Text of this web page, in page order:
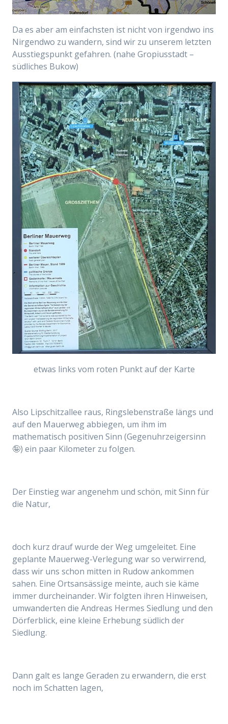
Da es aber am einfachsten ist nicht von irgendwo ins
Nirgendwo zu wandern, sind wir zu unserem letzten
Ausstiegspunkt gefahren. (nahe Gropiusstadt –
südliches Bukow)
etwas links vom roten Punkt auf der Karte
Also Lipschitzallee raus, Ringslebenstraße längs und
auf den Mauerweg abbiegen, um ihm im
mathematisch positiven Sinn (Gegenuhrzeigersinn
🤪) ein paar Kilometer zu folgen.
Der Einstieg war angenehm und schön, mit Sinn für
die Natur,
doch kurz drauf wurde der Weg umgeleitet. Eine
geplante Mauerweg-Verlegung war so verwirrend,
dass wir uns schon mitten in Rudow ankommen
sahen. Eine Ortsansässige meinte, auch sie käme
immer durcheinander. Wir folgten ihren Hinweisen,
umwanderten die Andreas Hermes Siedlung und den
Dörferblick, eine kleine Erhebung südlich der
Siedlung.
Dann galt es lange Geraden zu erwandern, die erst
noch im Schatten lagen,